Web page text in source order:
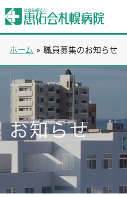
ホーム » 職員募集のお知らせ
お知らせ